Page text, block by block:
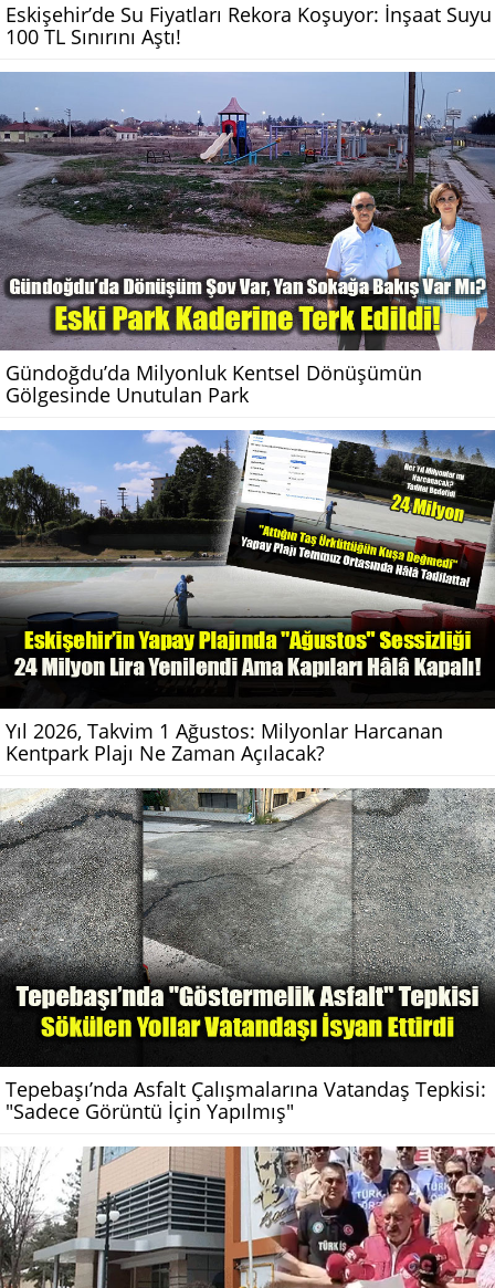
Eskişehir’de Su Fiyatları Rekora Koşuyor: İnşaat Suyu
100 TL Sınırını Aştı!
Gündoğdu’da Milyonluk Kentsel Dönüşümün
Gölgesinde Unutulan Park
Yıl 2026, Takvim 1 Ağustos: Milyonlar Harcanan
Kentpark Plajı Ne Zaman Açılacak?
Tepebaşı’nda Asfalt Çalışmalarına Vatandaş Tepkisi:
"Sadece Görüntü İçin Yapılmış"